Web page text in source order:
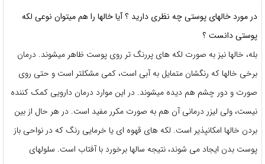
در مورد خالهای پوستی چه نظری دارید ؟ آیا خالها را هم میتوان نوعی لکه
پوستی دانست ؟
بله، خالها نیز به صورت لکه های پررنگ تر روی پوست ظاهر میشوند. درمان
برخی خالها که رنگشان متمایل به آبی است، کمی مشکلتر است و حتی روی
صورت و دور چشم هم دیده میشوند. در این موارد درمان دارویی کمک کننده
نیست، ولی لیزر درمانی آن هم به صورت مکرر مفید است. در هر حال از بین
بردن خالها امکانپذیر است. لکه های قهوه ای یا خرمایی رنگ که در نواحی باز
پوست بدن ایجاد می شوند، نتیجه سالها برخورد با آفتاب است. سلولهای